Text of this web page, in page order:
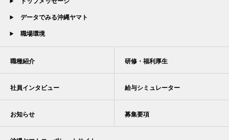
データでみる沖縄ヤマト
職場環境
職種紹介 研修・福利厚生
社員インタビュー 給与シミュレーター
お知らせ 募集要項